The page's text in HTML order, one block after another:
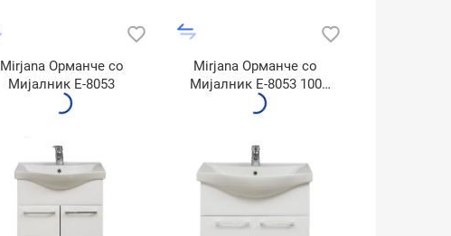
Mirjana Орманче со
Мијалник E-8053
Mirjana Орманче со
Мијалник E-8053 100
900BX